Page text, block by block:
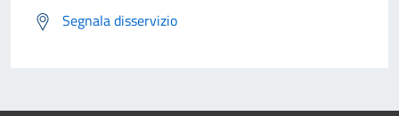
Segnala disservizio